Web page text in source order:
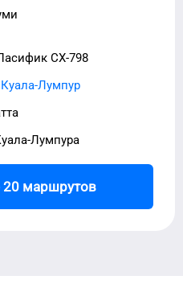
CX-798
Лумпур
Лумпура
20 маршрутов